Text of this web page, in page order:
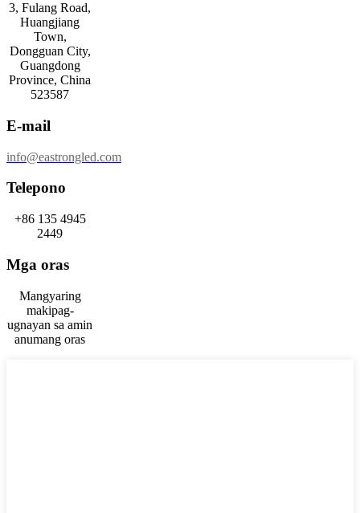
3, Fulang Road,
Huangjiang
Town,
Dongguan City,
Guangdong
Province, China
523587
E-mail
info@eastrongled.com
Telepono
+86 135 4945
2449
Mga oras
Mangyaring
makipag-
ugnayan sa amin
anumang oras